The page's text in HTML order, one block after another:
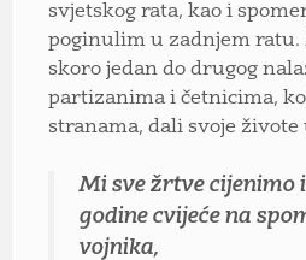
svjetskog rata, kao i
poginulim u zadnjem ratu.
skoro jedan do drugog
partizanima i četnicima,
stranama, dali svoje živote
Mi sve žrtve cijenimo
godine cvijeće na
vojnika,